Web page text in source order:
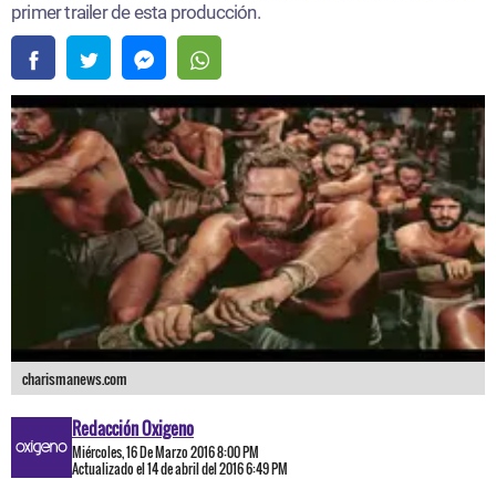
primer trailer de esta producción.
charismanews.com
Redacción Oxigeno
Miércoles, 16 De Marzo 2016 8:00 PM
Actualizado el 14 de abril del 2016 6:49 PM